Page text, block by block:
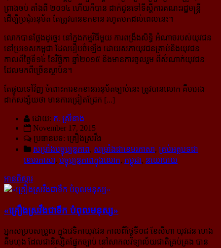
ព្រាងចប់ តាំងពី ២០១៤ ហើយក៏បាន ដាក់​ជូន​ទៅ​ទីស្តីការ​គណះរដ្ឋមន្រ្តី
ដើម្បីប្រជុំអនុម័ត តែត្រូវបានខកខាន រហូតមកដល់ពេលនេះ។
លោកបានថ្លែងដូច្នេះ នៅក្នុងកម្មវិធីមួយ ការពង្រឹងសិទ្ធិ អំណាចរបស់យុវជន
នៅប្រទេសកម្ពុជា ដែល​រៀបចំ​ឡើង ដោយសភាយុវជនត្រាប់និងយុវជន
កាលពីថ្ងៃទី១៤ ខែវិច្ឆិកា ឆ្នាំ២០១៥ និងមានការចូលរួម ពី​សំណាក់​យុវជន
ដែលមកពីច្រើនស្ថាប័ន។
តែផ្ទុយទៅវិញ ចំពោះការខកខានអនុម័តច្បាប់នេះ ត្រូវបានលោក គឹមអេង
ដាក់សង្ស័យថា មានការ​ជ្រៀត​ជ្រែក [...]
ដោយ: ក. ស្រីនាង
November 17, 2015
ប្រធានបទ: គ្រឿងស្រវឹង
សម្រាំងបច្ចុប្បន្នភាព, សម្រាំងជាខេមរភាសា, គ្រប់អត្ថបទជា
ខេមរភាសា, បច្ចុប្បន្នភាពក្នុងលោក, កម្ពុជា, នយោបាយ
អានពិស្ដារ
«គ្រឿង​ស្រវឹង​ជា​ទឹក បំពុល​មនុស្ស»
អ្នកសម្របសម្រួល ក្នុងវេទិកាយុវជន កាលពីថ្ងៃទី០៨ ខែសីហា យុវជន ហេង
គឹមហុង ដែលជានិស្សិតផ្នែក​ច្បាប់ នៅសាកលវិទ្យាល័យជាតិគ្រប់គ្រង បាន